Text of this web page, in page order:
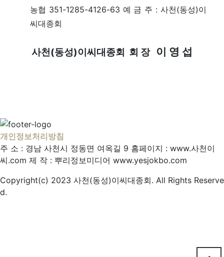
농협 351-1285-4126-63 예 금 주 : 사천(동성)이
씨대종회
사천(동성)이씨대종회 회 장 이 영 섭
개인정보처리방침
주 소 : 경남 사천시 정동면 여옥길 9 홈페이지 : www.사천이
씨.com 제 작 : 뿌리정보미디어 www.yesjokbo.com
Copyright(c) 2023 사천(동성)이씨대종회. All Rights Reserve
d.